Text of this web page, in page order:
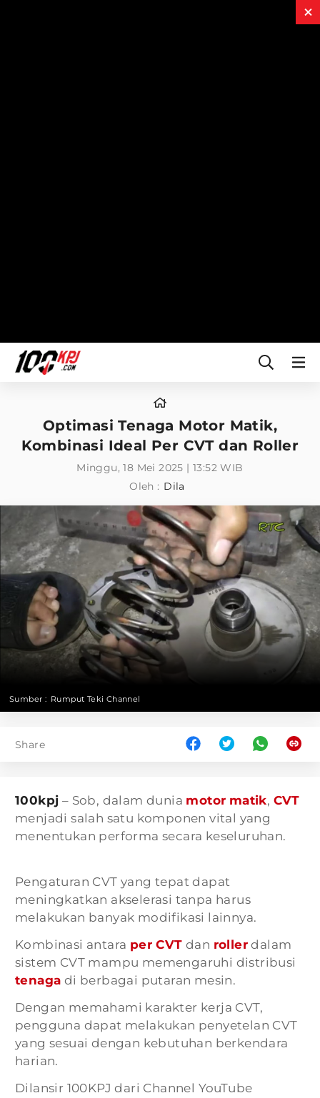
Optimasi Tenaga Motor Matik,
Kombinasi Ideal Per CVT dan Roller
Minggu, 18 Mei 2025 | 13:52 WIB
Oleh : Dila
Sumber : Rumput Teki Channel
Share
100kpj – Sob, dalam dunia motor matik, CVT
menjadi salah satu komponen vital yang
menentukan performa secara keseluruhan.
Pengaturan CVT yang tepat dapat
meningkatkan akselerasi tanpa harus
melakukan banyak modifikasi lainnya.
Kombinasi antara per CVT dan roller dalam
sistem CVT mampu memengaruhi distribusi
tenaga di berbagai putaran mesin.
Dengan memahami karakter kerja CVT,
pengguna dapat melakukan penyetelan CVT
yang sesuai dengan kebutuhan berkendara
harian.
Dilansir 100KPJ dari Channel YouTube